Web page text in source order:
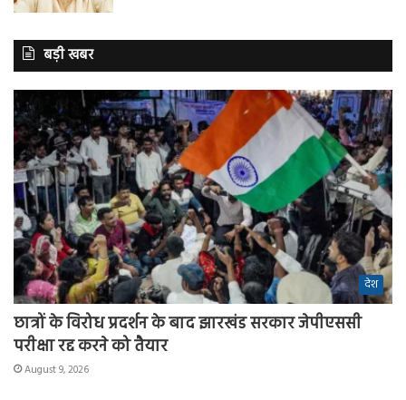
बड़ी खबर
देश
छात्रों के विरोध प्रदर्शन के बाद झारखंड सरकार जेपीएससी
परीक्षा रद्द करने को तैयार
August 9, 2026